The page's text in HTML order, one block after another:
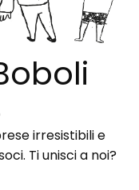
irresistibili e
Ti unisci a noi?